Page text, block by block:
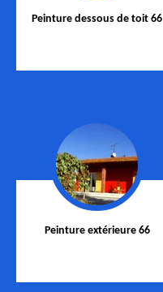
Peinture dessous de toit 66
Peinture extérieure 66